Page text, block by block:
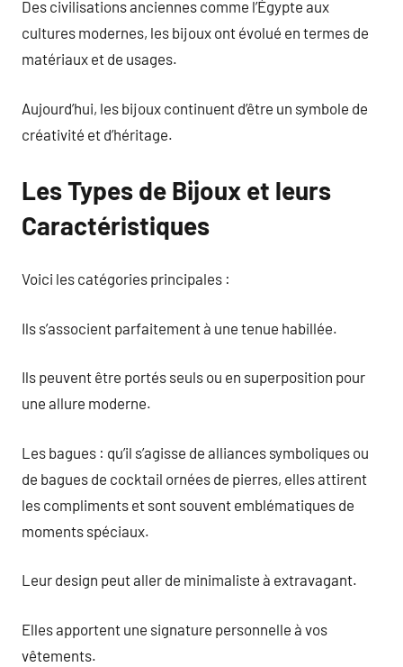
Des civilisations anciennes comme l’Égypte aux
cultures modernes, les bijoux ont évolué en termes de
matériaux et de usages.
Aujourd’hui, les bijoux continuent d’être un symbole de
créativité et d’héritage.
Les Types de Bijoux et leurs
Caractéristiques
Voici les catégories principales :
Ils s’associent parfaitement à une tenue habillée.
Ils peuvent être portés seuls ou en superposition pour
une allure moderne.
Les bagues : qu’il s’agisse de alliances symboliques ou
de bagues de cocktail ornées de pierres, elles attirent
les compliments et sont souvent emblématiques de
moments spéciaux.
Leur design peut aller de minimaliste à extravagant.
Elles apportent une signature personnelle à vos
vêtements.